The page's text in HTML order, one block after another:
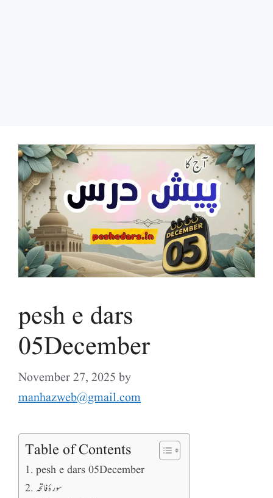
pesh e dars
05December
November 27, 2025 by
manhazweb@gmail.com
Table of Contents
pesh e dars 05December
سورۂ فاتحہ